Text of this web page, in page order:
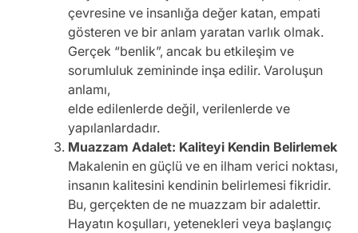
çevresine ve insanlığa değer katan, empati
gösteren ve bir anlam yaratan varlık olmak.
Gerçek “benlik”, ancak bu etkileşim ve
sorumluluk zemininde inşa edilir. Varoluşun
anlamı,
elde edilenlerde değil, verilenlerde ve
yapılanlardadır.
Muazzam Adalet: Kaliteyi Kendin Belirlemek
Makalenin en güçlü ve en ilham verici noktası,
insanın kalitesini kendinin belirlemesi fikridir.
Bu, gerçekten de ne muazzam bir adalettir.
Hayatın koşulları, yetenekleri veya başlangıç